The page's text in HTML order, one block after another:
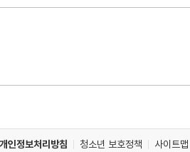
개인정보처리방침 청소년 보호정책 사이트맵